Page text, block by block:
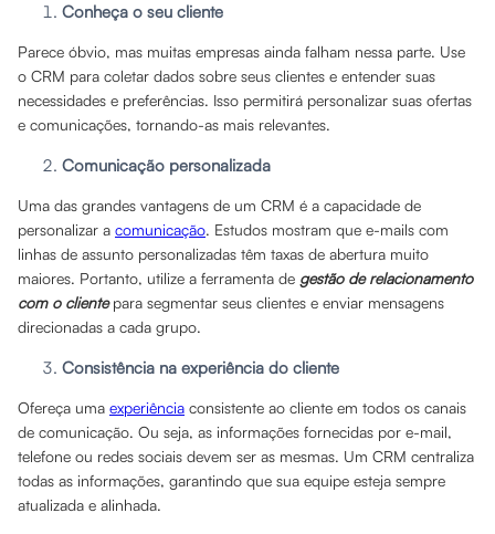
Conheça o seu cliente
Parece óbvio, mas muitas empresas ainda falham nessa parte. Use
o CRM para coletar dados sobre seus clientes e entender suas
necessidades e preferências. Isso permitirá personalizar suas ofertas
e comunicações, tornando-as mais relevantes.
Comunicação personalizada
Uma das grandes vantagens de um CRM é a capacidade de
personalizar a comunicação. Estudos mostram que e-mails com
linhas de assunto personalizadas têm taxas de abertura muito
maiores. Portanto, utilize a ferramenta de gestão de relacionamento
com o clientepara segmentar seus clientes e enviar mensagens
direcionadas a cada grupo.
Consistência na experiência do cliente
Ofereça uma experiência consistente ao cliente em todos os canais
de comunicação. Ou seja, as informações fornecidas por e-mail,
telefone ou redes sociais devem ser as mesmas. Um CRM centraliza
todas as informações, garantindo que sua equipe esteja sempre
atualizada e alinhada.